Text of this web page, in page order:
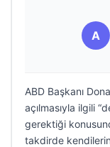
A
ABD Başkanı
açılmasıyla ilgili
gerektiği
takdirde